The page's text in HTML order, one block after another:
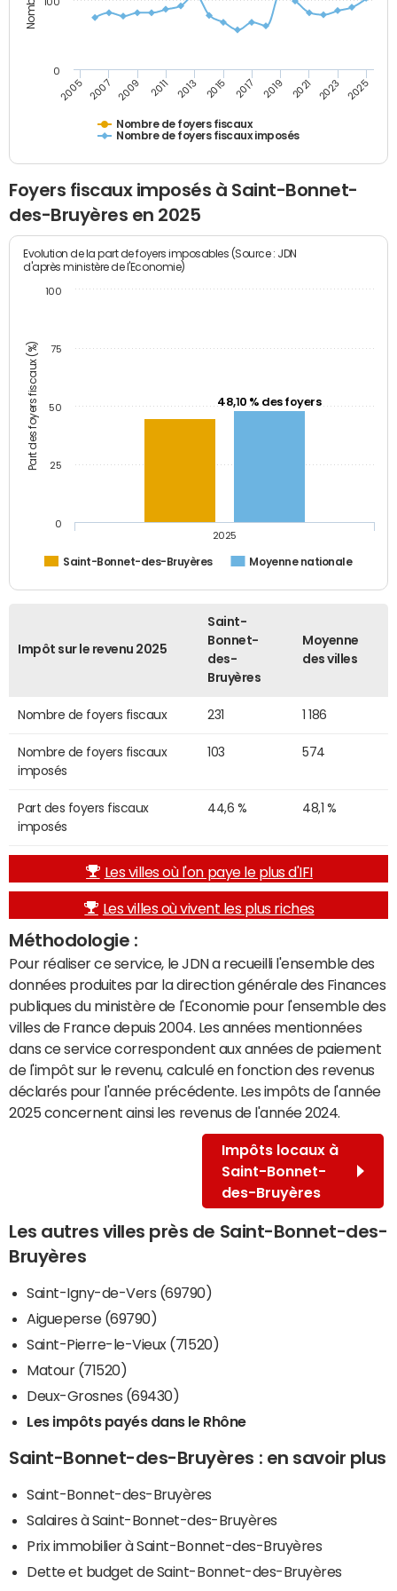
Nombre de foyers fiscaux
Nombre de foyers fiscaux imposés
2005 2007 2009 2011 2013 2015 2017 2019 2021 2023 2025
0
Foyers fiscaux imposés à Saint-Bonnet-
des-Bruyères en 2025
Part des foyers fiscaux (%)
Evolution de la part de foyers imposables (Source : JDN
d'après ministère de l'Economie)
48,10 % des foyers
Saint-Bonnet-des-Bruyères Moyenne nationale
2025
0
25
50
75
100
Impôt sur le revenu 2025
Saint-
Bonnet-
des-
Bruyères
Moyenne
des villes
Nombre de foyers fiscaux 231 1 186
Nombre de foyers fiscaux
imposés
103 574
Part des foyers fiscaux
imposés
44,6 % 48,1 %
Les villes où l'on paye le plus d'IFI
Les villes où vivent les plus riches
Méthodologie :
Pour réaliser ce service, le JDN a recueilli l'ensemble des
données produites par la direction générale des Finances
publiques du ministère de l'Economie pour l'ensemble des
villes de France depuis 2004. Les années mentionnées
dans ce service correspondent aux années de paiement
de l'impôt sur le revenu, calculé en fonction des revenus
déclarés pour l'année précédente. Les impôts de l'année
2025 concernent ainsi les revenus de l'année 2024.
Impôts locaux à
Saint-Bonnet-
des-Bruyères
Les autres villes près de Saint-Bonnet-des-
Bruyères
Saint-Igny-de-Vers (69790)
Aigueperse (69790)
Saint-Pierre-le-Vieux (71520)
Matour (71520)
Deux-Grosnes (69430)
Les impôts payés dans le Rhône
Saint-Bonnet-des-Bruyères : en savoir plus
Saint-Bonnet-des-Bruyères
Salaires à Saint-Bonnet-des-Bruyères
Prix immobilier à Saint-Bonnet-des-Bruyères
Dette et budget de Saint-Bonnet-des-Bruyères